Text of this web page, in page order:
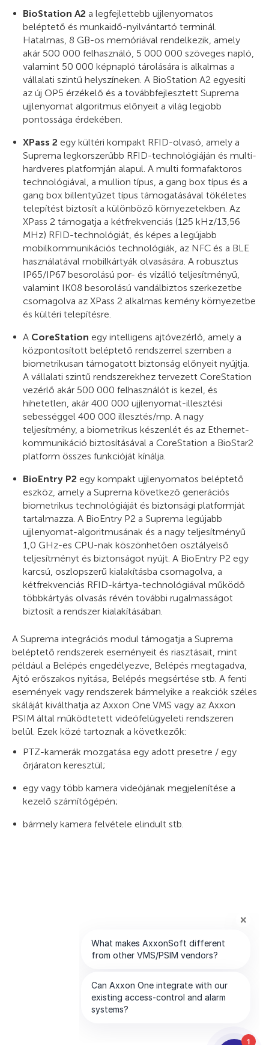
BioStation A2 a legfejlettebb ujjlenyomatos
beléptető és munkaidő-nyilvántartó terminál.
Hatalmas, 8 GB-os memóriával rendelkezik, amely
akár 500 000 felhasználó, 5 000 000 szöveges napló,
valamint 50 000 képnapló tárolására is alkalmas a
vállalati szintű helyszíneken. A BioStation A2 egyesíti
az új OP5 érzékelő és a továbbfejlesztett Suprema
ujjlenyomat algoritmus előnyeit a világ legjobb
pontossága érdekében.
XPass 2 egy kültéri kompakt RFID-olvasó, amely a
Suprema legkorszerűbb RFID-technológiáján és multi-
hardveres platformján alapul. A multi formafaktoros
technológiával, a mullion típus, a gang box típus és a
gang box billentyűzet típus támogatásával tökéletes
telepítést biztosít a különböző környezetekben. Az
XPass 2 támogatja a kétfrekvenciás (125 kHz/13,56
MHz) RFID-technológiát, és képes a legújabb
mobilkommunikációs technológiák, az NFC és a BLE
használatával mobilkártyák olvasására. A robusztus
IP65/IP67 besorolású por- és vízálló teljesítményű,
valamint IK08 besorolású vandálbiztos szerkezetbe
csomagolva az XPass 2 alkalmas kemény környezetbe
és kültéri telepítésre.
A CoreStation egy intelligens ajtóvezérlő, amely a
központosított beléptető rendszerrel szemben a
biometrikusan támogatott biztonság előnyeit nyújtja.
A vállalati szintű rendszerekhez tervezett CoreStation
vezérlő akár 500 000 felhasználót is kezel, és
hihetetlen, akár 400 000 ujjlenyomat-illesztési
sebességgel 400 000 illesztés/mp. A nagy
teljesítmény, a biometrikus készenlét és az Ethernet-
kommunikáció biztosításával a CoreStation a BioStar2
platform összes funkcióját kínálja.
BioEntry P2 egy kompakt ujjlenyomatos beléptető
eszköz, amely a Suprema következő generációs
biometrikus technológiáját és biztonsági platformját
tartalmazza. A BioEntry P2 a Suprema legújabb
ujjlenyomat-algoritmusának és a nagy teljesítményű
1,0 GHz-es CPU-nak köszönhetően osztályelső
teljesítményt és biztonságot nyújt. A BioEntry P2 egy
karcsú, oszlopszerű kialakításba csomagolva, a
kétfrekvenciás RFID-kártya-technológiával működő
többkártyás olvasás révén további rugalmasságot
biztosít a rendszer kialakításában.
A Suprema integrációs modul támogatja a Suprema
beléptető rendszerek eseményeit és riasztásait, mint
például a Belépés engedélyezve, Belépés megtagadva,
Ajtó erőszakos nyitása, Belépés megsértése stb. A fenti
események vagy rendszerek bármelyike a reakciók széles
skáláját kiválthatja az Axxon One VMS vagy az Axxon
PSIM által működtetett videófelügyeleti rendszeren
belül. Ezek közé tartoznak a következők:
PTZ-kamerák mozgatása egy adott presetre / egy
őrjáraton keresztül;
egy vagy több kamera videójának megjelenítése a
kezelő számítógépén;
bármely kamera felvétele elindult stb.
1